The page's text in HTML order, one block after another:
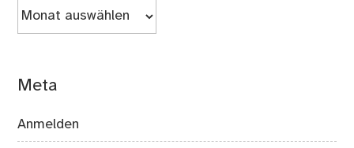
Archiv
Meta
Anmelden